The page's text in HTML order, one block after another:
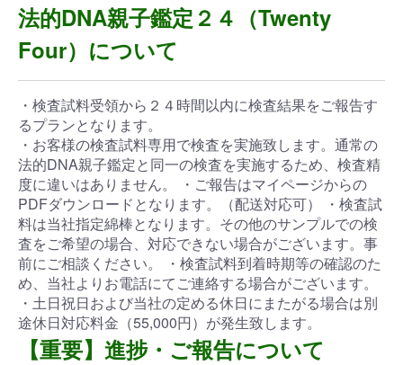
法的DNA親子鑑定２４（Twenty
Four）について
・検査試料受領から２４時間以内に検査結果をご報告す
るプランとなります。
・お客様の検査試料専用で検査を実施致します。通常の
法的DNA親子鑑定と同一の検査を実施するため、検査精
度に違いはありません。 ・ご報告はマイページからの
PDFダウンロードとなります。（配送対応可） ・検査試
料は当社指定綿棒となります。その他のサンプルでの検
査をご希望の場合、対応できない場合がございます。事
前にご相談ください。 ・検査試料到着時期等の確認のた
め、当社よりお電話にてご連絡する場合がございます。
・土日祝日および当社の定める休日にまたがる場合は別
途休日対応料金（55,000円）が発生致します。
【重要】進捗・ご報告について